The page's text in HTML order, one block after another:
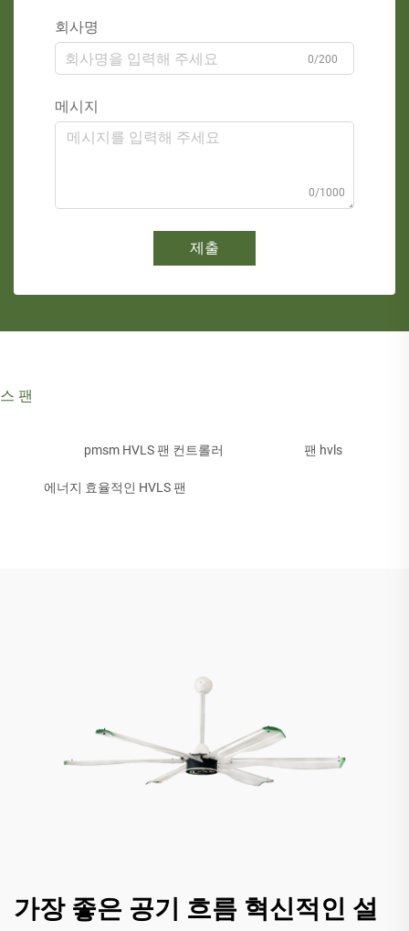
회사명
0/200
메시지
0/1000
제출
스 팬
pmsm HVLS 팬 컨트롤러 팬 hvls
에너지 효율적인 HVLS 팬
가장 좋은 공기 흐름 혁신적인 설